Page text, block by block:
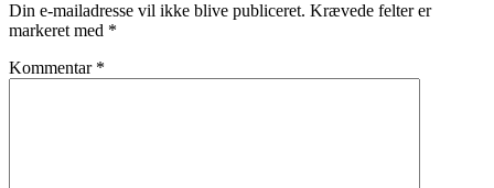
Din e-mailadresse vil ikke blive publiceret. Krævede felter er
markeret med *
Kommentar *